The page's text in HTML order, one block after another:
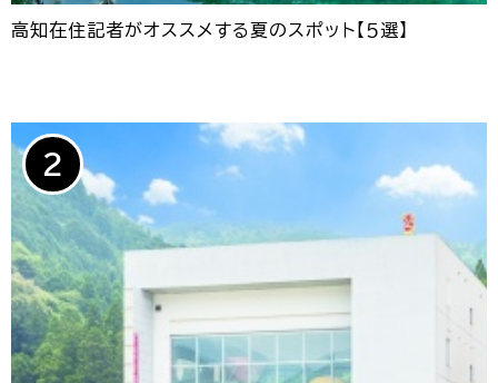
高知在住記者がオススメする夏のスポット【５選】
2